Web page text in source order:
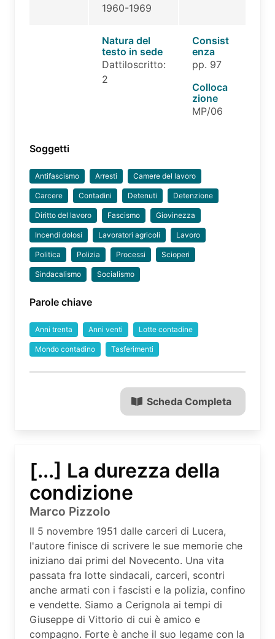
1960-1969
Natura del
testo in sede
Dattiloscritto:
2
Consist
enza
pp. 97
Colloca
zione
MP/06
Soggetti
Antifascismo Arresti Camere del lavoro
Carcere Contadini Detenuti Detenzione
Diritto del lavoro Fascismo Giovinezza
Incendi dolosi Lavoratori agricoli Lavoro
Politica Polizia Processi Scioperi
Sindacalismo Socialismo
Parole chiave
Anni trenta Anni venti Lotte contadine
Mondo contadino Tasferimenti
Scheda Completa
[...] La durezza della
condizione
Marco Pizzolo
Il 5 novembre 1951 dalle carceri di Lucera,
l'autore finisce di scrivere le sue memorie che
iniziano dai primi del Novecento. Una vita
passata fra lotte sindacali, carceri, scontri
anche armati con i fascisti e la polizia, confino
e vendette. Siamo a Cerignola ai tempi di
Giuseppe di Vittorio di cui è amico e
compagno. Forte è anche il suo legame con la